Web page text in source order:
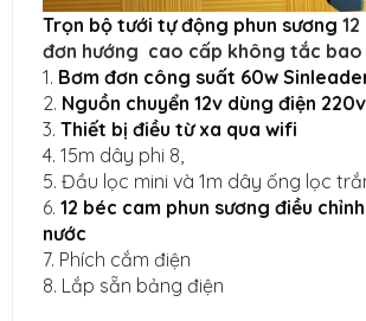
Trọn bộ tưới tự động phun sương
đơn hướng cao cấp không tắc bao
1. Bơm đơn công suất 60w
2. Nguồn chuyển 12v dùng điện 220v
3. Thiết bị điều từ xa qua wifi
4. 15m dây phi 8,
5. Đầu lọc mini và 1m dây ống lọc
6. 12 béc cam phun sương điều
nước
7. Phích cắm điện
8. Lắp sẵn bảng điện